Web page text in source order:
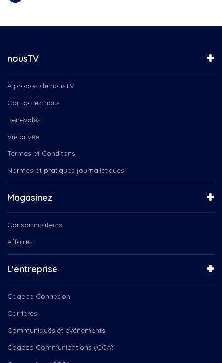
nousTV
À propos de nousTV
Contactez-nous
Bénévoles
Vie privée
Termes et Conditons
Normes et pratiques journalistiques
Magasinez
Consommateurs
Affaires
L'entreprise
Cogeco Connexion
Carrières
Communiqués et événements
Cogeco Communications (CCA)